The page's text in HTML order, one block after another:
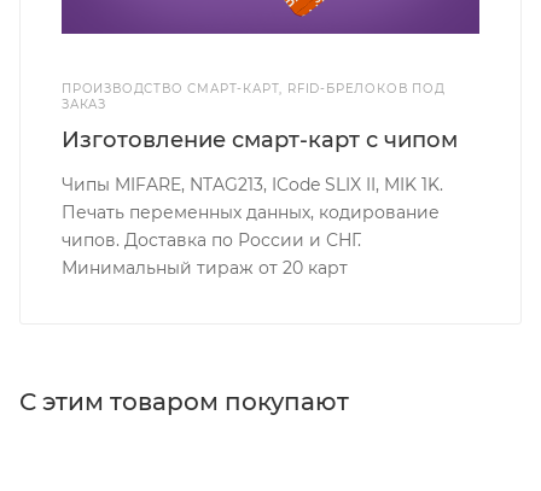
ПРОИЗВОДСТВО СМАРТ-КАРТ, RFID-БРЕЛОКОВ ПОД
ЗАКАЗ
Изготовление смарт-карт с чипом
Чипы MIFARE, NTAG213, ICode SLIX II, MIK 1K.
Печать переменных данных, кодирование
чипов. Доставка по России и СНГ.
Минимальный тираж от 20 карт
С этим товаром покупают